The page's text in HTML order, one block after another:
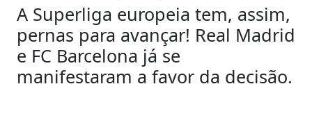
A Superliga europeia tem, assim,
pernas para avançar! Real Madrid
e FC Barcelona já se
manifestaram a favor da decisão.